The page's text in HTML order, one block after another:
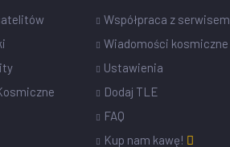
Współpraca z serwisem
Wiadomości kosmiczne
Ustawienia
Dodaj TLE
FAQ
Kup nam kawę!